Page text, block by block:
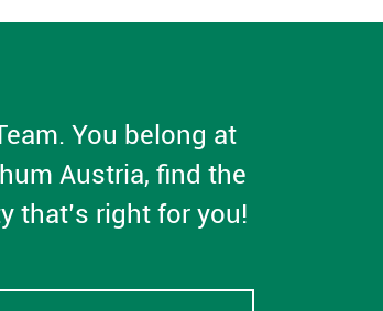
You belong at
Austria, find the
that’s right for you!